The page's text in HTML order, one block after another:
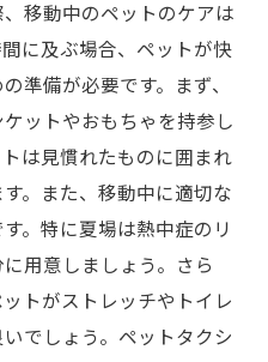
移動中のペットのケアは
に及ぶ場合、ペットが快
準備が必要です。まず、
ットやおもちゃを持参し
は見慣れたものに囲まれ
。また、移動中に適切な
。特に夏場は熱中症のリ
用意しましょう。さら
トがストレッチやトイレ
でしょう。ペットタクシ